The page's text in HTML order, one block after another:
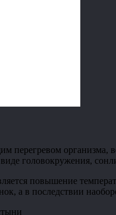
перегревом
головокружения,
повышение
а в последствии